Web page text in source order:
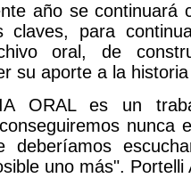
año se continuará
claves, para
oral, de
su aporte a la
ORAL es un
nunca
deberíamos
uno más". Portelli